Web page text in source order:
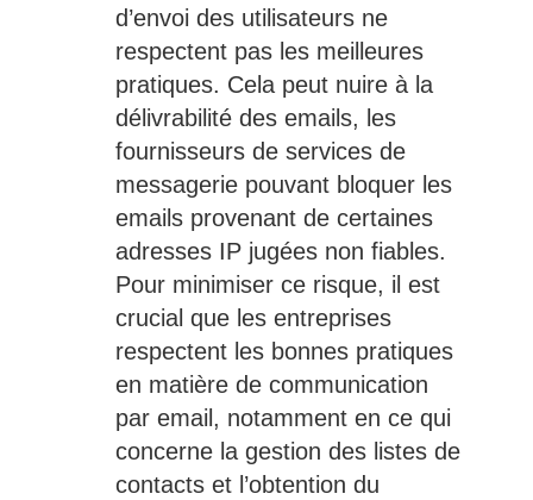
d’envoi des utilisateurs ne
respectent pas les meilleures
pratiques. Cela peut nuire à la
délivrabilité des emails, les
fournisseurs de services de
messagerie pouvant bloquer les
emails provenant de certaines
adresses IP jugées non fiables.
Pour minimiser ce risque, il est
crucial que les entreprises
respectent les bonnes pratiques
en matière de communication
par email, notamment en ce qui
concerne la gestion des listes de
contacts et l’obtention du